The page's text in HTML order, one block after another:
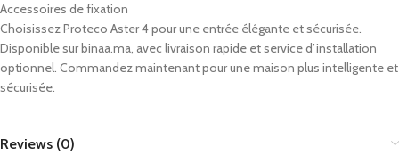
Accessoires de fixation
Choisissez Proteco Aster 4 pour une entrée élégante et sécurisée.
Disponible sur binaa.ma, avec livraison rapide et service d’installation
optionnel. Commandez maintenant pour une maison plus intelligente et
sécurisée.
Reviews (0)